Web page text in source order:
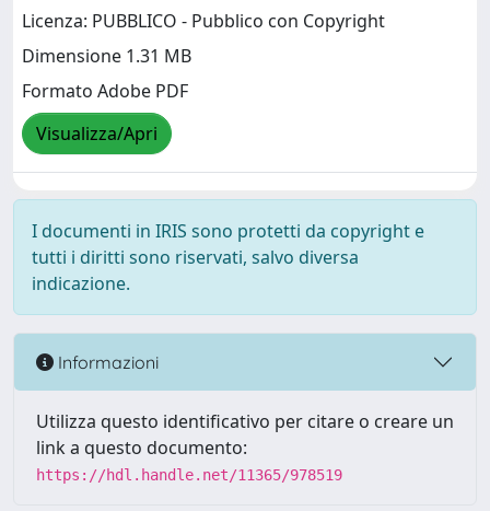
Licenza: PUBBLICO - Pubblico con Copyright
Dimensione 1.31 MB
Formato Adobe PDF
Visualizza/Apri
I documenti in IRIS sono protetti da copyright e
tutti i diritti sono riservati, salvo diversa
indicazione.
Informazioni
Utilizza questo identificativo per citare o creare un
link a questo documento:
https://hdl.handle.net/11365/978519